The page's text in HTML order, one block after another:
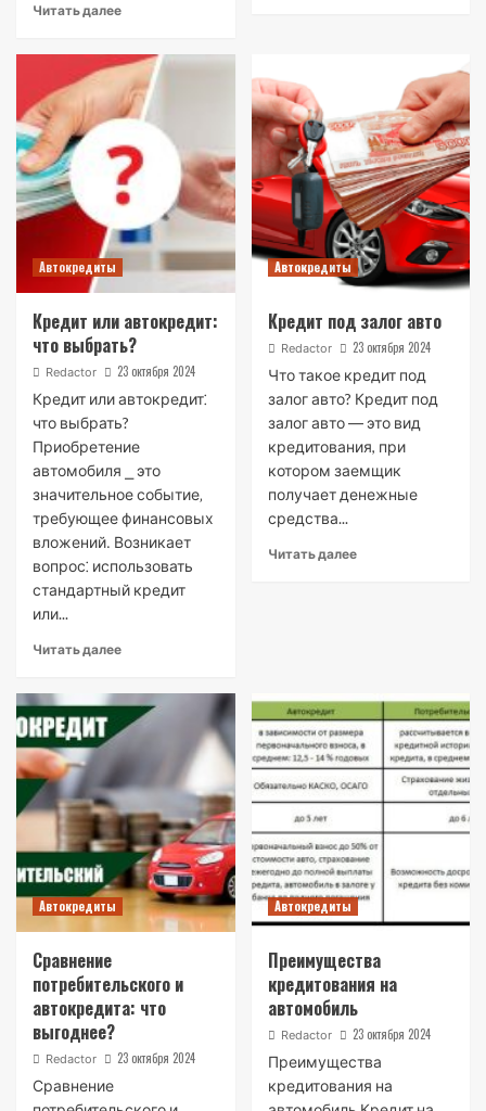
Читать далее
Автокредиты
Кредит или автокредит:
что выбрать?
Redactor 23 октября 2024
Кредит или автокредит⁚
что выбрать?
Приобретение
автомобиля ⎯ это
значительное событие‚
требующее финансовых
вложений․ Возникает
вопрос⁚ использовать
стандартный кредит
или...
Читать далее
Автокредиты
Кредит под залог авто
Redactor 23 октября 2024
Что такое кредит под
залог авто? Кредит под
залог авто ― это вид
кредитования, при
котором заемщик
получает денежные
средства...
Читать далее
Автокредиты
Сравнение
потребительского и
автокредита: что
выгоднее?
Redactor 23 октября 2024
Сравнение
Автокредиты
Преимущества
кредитования на
автомобиль
Redactor 23 октября 2024
Преимущества
кредитования на